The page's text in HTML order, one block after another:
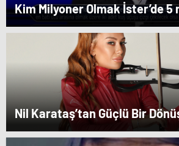
Kim Milyoner Olmak İster’de 5
değerindeki soru açıldı!
Nil Karataş’tan Güçlü Bir
Yayında!